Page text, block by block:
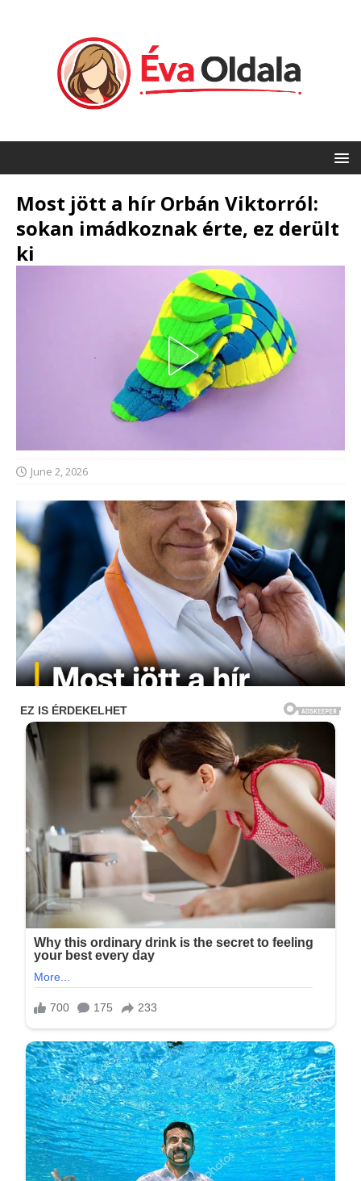
Most jött a hír Orbán Viktorról:
sokan imádkoznak érte, ez derült
ki
June 2, 2026